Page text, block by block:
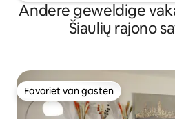
Andere geweldige
Šiaulių rajono
Favoriet van gasten
Favoriet van gasten